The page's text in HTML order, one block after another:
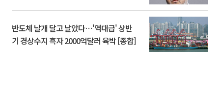
반도체 날개 달고 날았다⋯'역대급' 상반
기 경상수지 흑자 2000억달러 육박 [종합]